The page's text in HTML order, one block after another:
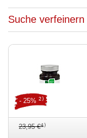
Suche verfeinern
23,95 €4)
- 25%2)